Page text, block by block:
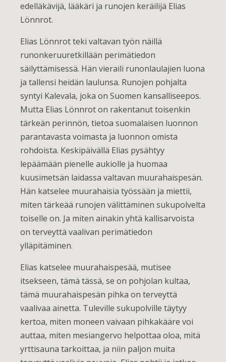
edelläkävijä, lääkäri ja runojen keräilijä Elias
Lönnrot.
Elias Lönnrot teki valtavan työn näillä
runonkeruuretkillään perimätiedon
säilyttämisessä. Hän vieraili runonlaulajien luona
ja tallensi heidän laulunsa. Runojen pohjalta
syntyi Kalevala, joka on Suomen kansalliseepos.
Mutta Elias Lönnrot on rakentanut toisenkin
tärkeän perinnön, tietoa suomalaisen luonnon
parantavasta voimasta ja luonnon omista
rohdoista. Keskipäivällä Elias pysähtyy
lepäämään pienelle aukiolle ja huomaa
kuusimetsän laidassa valtavan muurahaispesän.
Hän katselee muurahaisia työssään ja miettii,
miten tärkeää runojen välittäminen sukupolvelta
toiselle on. Ja miten ainakin yhtä kallisarvoista
on terveyttä vaalivan perimätiedon
ylläpitäminen.
Elias katselee muurahaispesää, mutisee
itsekseen, tämä tässä, se on pohjolan kultaa,
tämä muurahaispesän pihka on terveyttä
vaalivaa ainetta. Tuleville sukupolville täytyy
kertoa, miten moneen vaivaan pihkakääre voi
auttaa, miten mesiangervo helpottaa oloa, mitä
yrttisauna tarkoittaa, ja niin paljon muita